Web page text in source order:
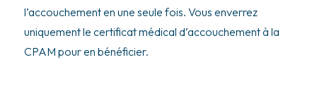
l’accouchement en une seule fois. Vous enverrez
uniquement le certificat médical d’accouchement à la
CPAM pour en bénéficier.